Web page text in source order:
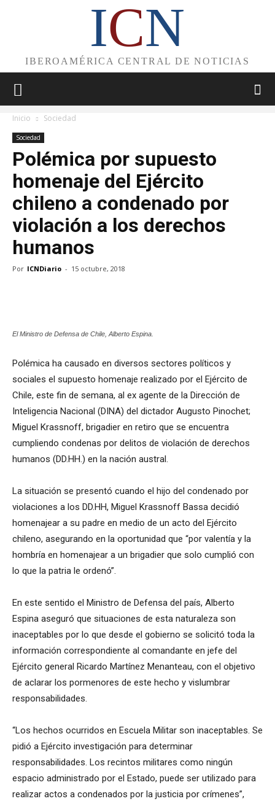
ICN
IBEROAMÉRICA CENTRAL DE NOTICIAS
Inicio Sociedad
Sociedad
Polémica por supuesto
homenaje del Ejército
chileno a condenado por
violación a los derechos
humanos
Por ICNDiario - 15 octubre, 2018
El Ministro de Defensa de Chile, Alberto Espina.
Polémica ha causado en diversos sectores políticos y
sociales el supuesto homenaje realizado por el Ejército de
Chile, este fin de semana, al ex agente de la Dirección de
Inteligencia Nacional (DINA) del dictador Augusto Pinochet;
Miguel Krassnoff, brigadier en retiro que se encuentra
cumpliendo condenas por delitos de violación de derechos
humanos (DD.HH.) en la nación austral.
La situación se presentó cuando el hijo del condenado por
violaciones a los DD.HH, Miguel Krassnoff Bassa decidió
homenajear a su padre en medio de un acto del Ejército
chileno, asegurando en la oportunidad que “por valentía y la
hombría en homenajear a un brigadier que solo cumplió con
lo que la patria le ordenó”.
En este sentido el Ministro de Defensa del país, Alberto
Espina aseguró que situaciones de esta naturaleza son
inaceptables por lo que desde el gobierno se solicitó toda la
información correspondiente al comandante en jefe del
Ejército general Ricardo Martínez Menanteau, con el objetivo
de aclarar los pormenores de este hecho y vislumbrar
responsabilidades.
“Los hechos ocurridos en Escuela Militar son inaceptables. Se
pidió a Ejército investigación para determinar
responsabilidades. Los recintos militares como ningún
espacio administrado por el Estado, puede ser utilizado para
realizar actos a condenados por la justicia por crímenes”,